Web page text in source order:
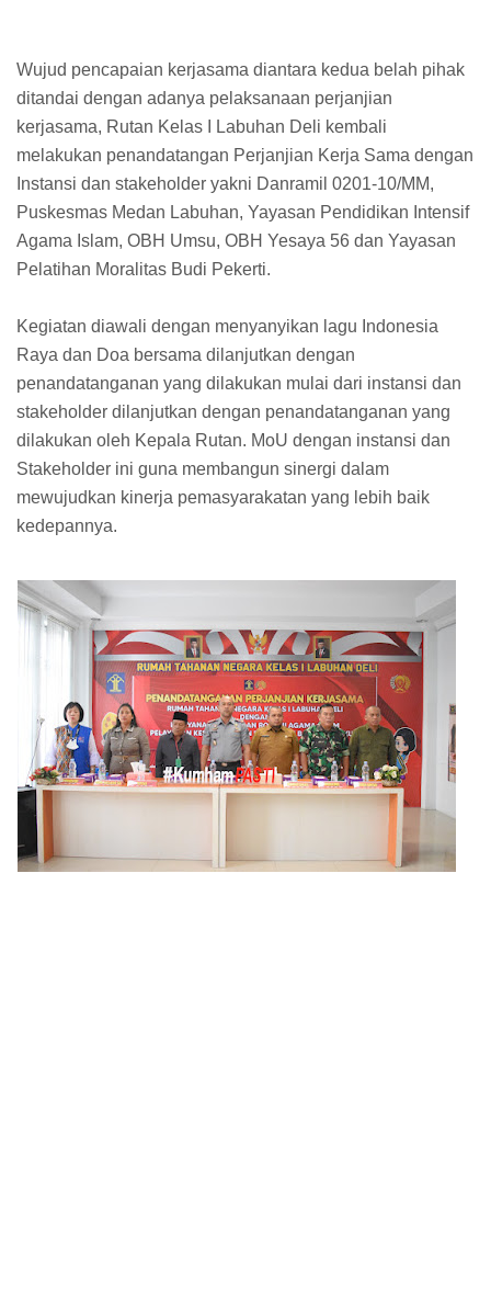
Wujud pencapaian kerjasama diantara kedua belah pihak
ditandai dengan adanya pelaksanaan perjanjian
kerjasama, Rutan Kelas I Labuhan Deli kembali
melakukan penandatangan Perjanjian Kerja Sama dengan
Instansi dan stakeholder yakni Danramil 0201-10/MM,
Puskesmas Medan Labuhan, Yayasan Pendidikan Intensif
Agama Islam, OBH Umsu, OBH Yesaya 56 dan Yayasan
Pelatihan Moralitas Budi Pekerti.
Kegiatan diawali dengan menyanyikan lagu Indonesia
Raya dan Doa bersama dilanjutkan dengan
penandatanganan yang dilakukan mulai dari instansi dan
stakeholder dilanjutkan dengan penandatanganan yang
dilakukan oleh Kepala Rutan. MoU dengan instansi dan
Stakeholder ini guna membangun sinergi dalam
mewujudkan kinerja pemasyarakatan yang lebih baik
kedepannya.